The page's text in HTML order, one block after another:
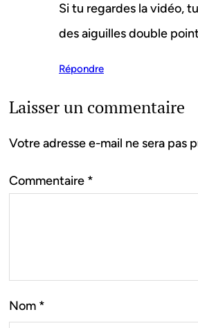
Si tu regardes la vidéo,
des aiguilles double
Répondre
Laisser un commentaire
Votre adresse e-mail ne sera pas
Commentaire *
Nom *